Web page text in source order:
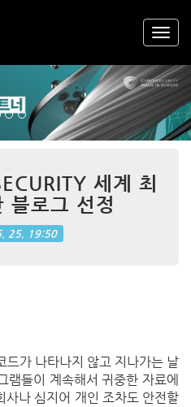
세계 최
블로그 선정
25. 19:50
드가 나타나지 않고 지나가는 날
들이 계속해서 귀중한 자료에
나 심지어 개인 조차도 안전할